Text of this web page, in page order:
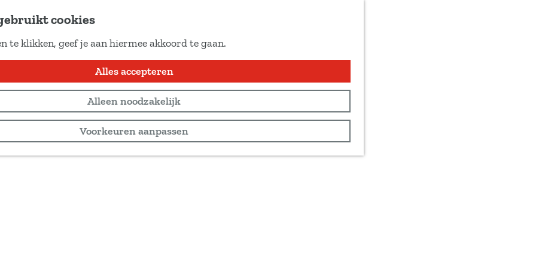
cookies
te klikken, geef je aan hiermee akkoord te gaan.
Alles accepteren
Alleen noodzakelijk
Voorkeuren aanpassen